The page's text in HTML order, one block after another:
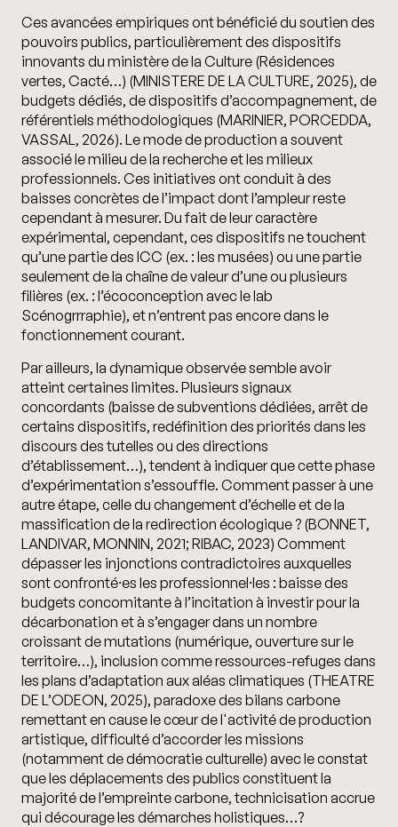
Ces avancées empiriques ont bénéficié du soutien des
pouvoirs publics, particulièrement des dispositifs
innovants du ministère de la Culture (Résidences
vertes, Cacté…) (MINISTERE DE LA CULTURE, 2025), de
budgets dédiés, de dispositifs d’accompagnement, de
référentiels méthodologiques (MARINIER, PORCEDDA,
VASSAL, 2026). Le mode de production a souvent
associé le milieu de la recherche et les milieux
professionnels. Ces initiatives ont conduit à des
baisses concrètes de l’impact dont l’ampleur reste
cependant à mesurer. Du fait de leur caractère
expérimental, cependant, ces dispositifs ne touchent
qu’une partie des ICC (ex. : les musées) ou une partie
seulement de la chaîne de valeur d’une ou plusieurs
filières (ex. : l’écoconception avec le lab
Scénogrrraphie), et n’entrent pas encore dans le
fonctionnement courant.
Par ailleurs, la dynamique observée semble avoir
atteint certaines limites. Plusieurs signaux
concordants (baisse de subventions dédiées, arrêt de
certains dispositifs, redéfinition des priorités dans les
discours des tutelles ou des directions
d’établissement…), tendent à indiquer que cette phase
d’expérimentation s’essouffle. Comment passer à une
autre étape, celle du changement d’échelle et de la
massification de la redirection écologique ? (BONNET,
LANDIVAR, MONNIN, 2021; RIBAC, 2023) Comment
dépasser les injonctions contradictoires auxquelles
sont confronté⸱es les professionnel⸱les : baisse des
budgets concomitante à l’incitation à investir pour la
décarbonation et à s’engager dans un nombre
croissant de mutations (numérique, ouverture sur le
territoire…), inclusion comme ressources-refuges dans
les plans d’adaptation aux aléas climatiques (THEATRE
DE L’ODEON, 2025), paradoxe des bilans carbone
remettant en cause le cœur de l'activité de production
artistique, difficulté d’accorder les missions
(notamment de démocratie culturelle) avec le constat
que les déplacements des publics constituent la
majorité de l’empreinte carbone, technicisation accrue
qui décourage les démarches holistiques…?